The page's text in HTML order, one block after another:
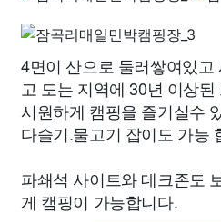
4면이 산으로 둘러쌓여있
고 도는 지역에 30년 이상
시원하게 캠핑을 즐기실수
다슬기.물고기 잡이도 가능
파쇄석 사이트와 데크존도
게 캠핑이 가능합니다.